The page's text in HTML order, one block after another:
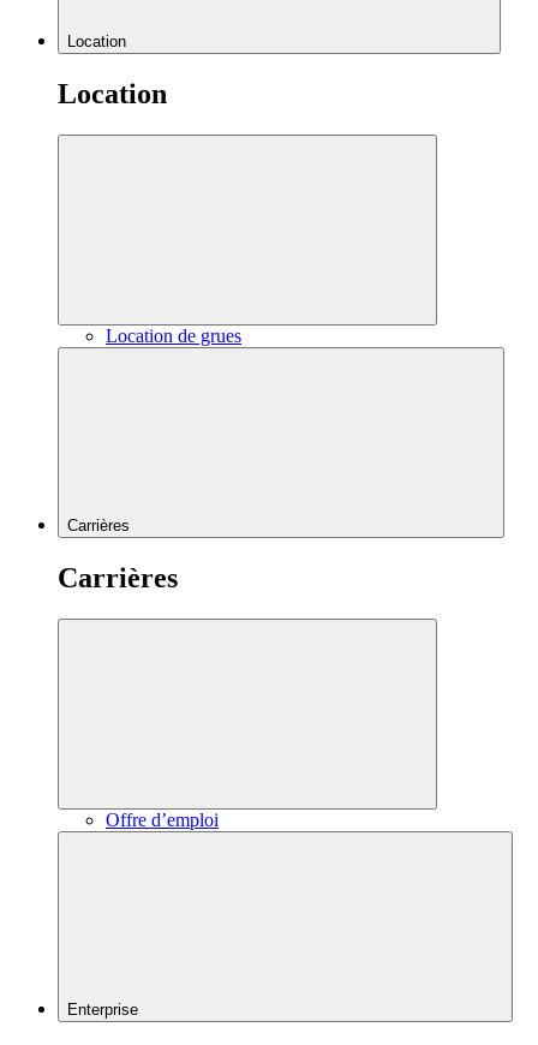
Location
Location
Location de grues
Carrières
Carrières
Offre d’emploi
Enterprise